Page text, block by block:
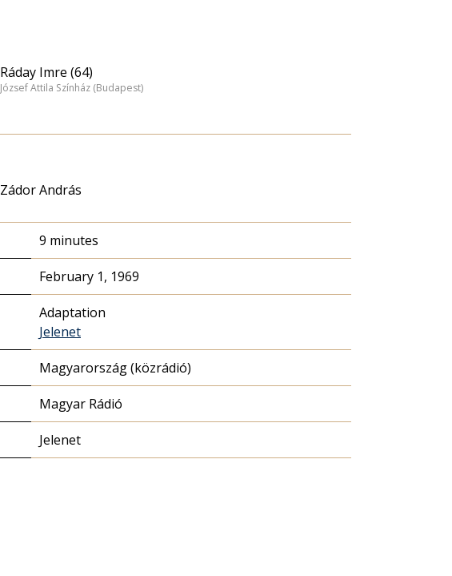
Ráday Imre (64)
József Attila Színház (Budapest)
Zádor András
9 minutes
February 1, 1969
Adaptation
Jelenet
Magyarország (közrádió)
Magyar Rádió
Jelenet